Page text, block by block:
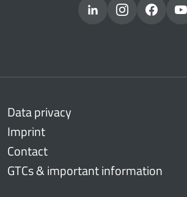
Data privacy
Imprint
Contact
GTCs & important information